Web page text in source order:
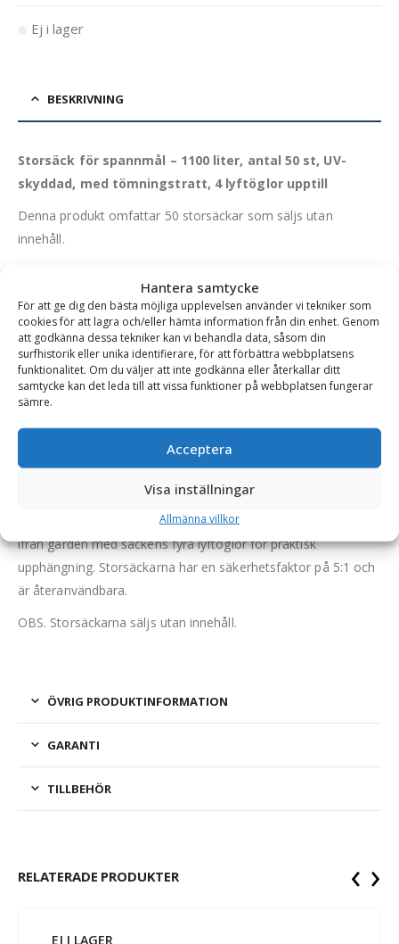
Hantera samtycke
För att ge dig den bästa möjliga upplevelsen använder vi tekniker som
cookies för att lagra och/eller hämta information från din enhet. Genom
att godkänna dessa tekniker kan vi behandla data, såsom din
surfhistorik eller unika identifierare, för att förbättra webbplatsens
funktionalitet. Om du väljer att inte godkänna eller återkallar ditt
samtycke kan det leda till att vissa funktioner på webbplatsen fungerar
sämre.
Acceptera
Visa inställningar
Allmänna villkor
Ej i lager
BESKRIVNING
Storsäck för spannmål – 1100 liter, antal 50 st, UV-
skyddad, med tömningstratt, 4 lyftöglor upptill
Denna produkt omfattar 50 storsäckar som säljs utan
innehåll.
foder, grus, sand, jord, avfall m.m upp till volymen 1100 liter
eller till säckens maxkapacitet på 1000 kg. Storsäcken är
producerad i ett UV-skyddat, tjockt och olaminerat PP-tyg för
att öka säckens hållbarhet och livslängd, samt för att skydda
säckens innehåll.
både en tömnings- och påfyllningstratt med måtten 35×50
cm.
Underlätta vardagen med hantering av foder till hönsen,
uppsamlingen av grus på arbetsplatsen och transport av jord
ifrån gården med säckens fyra lyftöglor för praktisk
upphängning. Storsäckarna har en säkerhetsfaktor på 5:1 och
är återanvändbara.
OBS. Storsäckarna säljs utan innehåll.
ÖVRIG PRODUKTINFORMATION
GARANTI
TILLBEHÖR
RELATERADE PRODUKTER
EJ I LAGER
‹ ›